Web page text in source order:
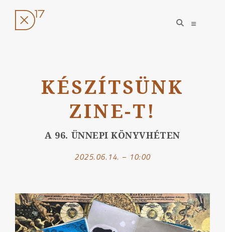
tartalomhoz
open
search
open
KÉSZÍTSÜNK
ZINE-T!
A 96. ÜNNEPI KÖNYVHÉTEN
2025.06.14. – 10:00